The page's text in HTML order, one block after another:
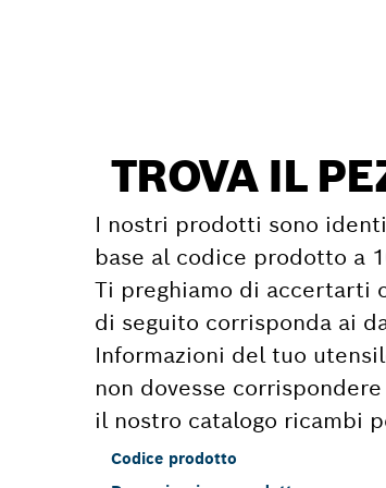
TROVA IL
I nostri prodotti sono
base al codice prodotto a
Ti preghiamo di accertarti
di seguito corrisponda ai
Informazioni del tuo
non dovesse
il nostro catalogo ricambi
Codice prodotto